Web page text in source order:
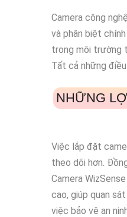
Camera công
và phân biệt
trong môi trường
Tất cả những
NHỮNG
Việc lắp đặt
theo dõi hơn.
Camera
cao, giúp quan
việc bảo vệ an